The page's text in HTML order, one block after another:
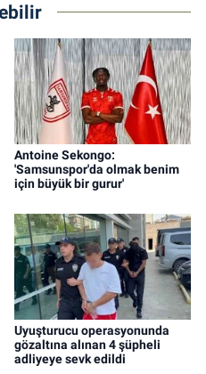
Antoine Sekongo:
'Samsunspor'da olmak benim
için büyük bir gurur'
Uyuşturucu operasyonunda
gözaltına alınan 4 şüpheli
adliyeye sevk edildi